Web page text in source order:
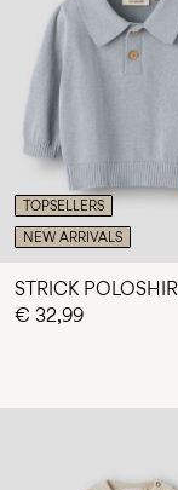
TOPSELLERS
NEW ARRIVALS
STRICK
€ 32,99